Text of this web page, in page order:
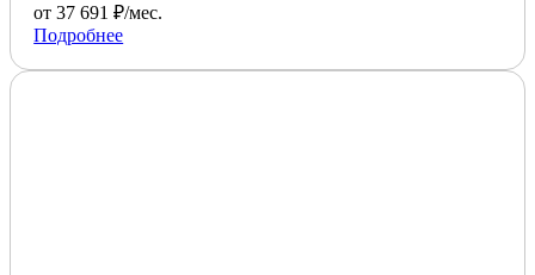
от 37 691 ₽/мес.
Подробнее